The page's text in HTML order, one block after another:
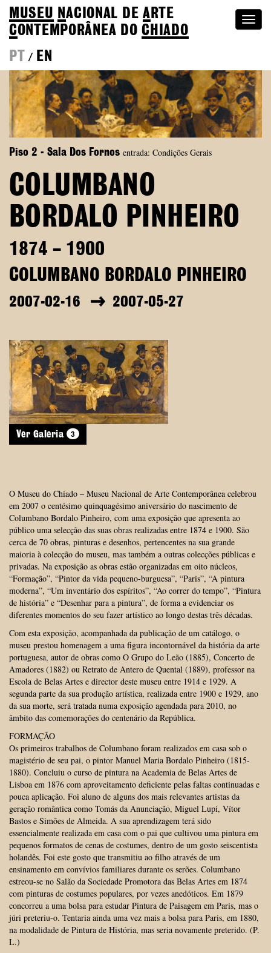
MUSEU NACIONAL DEA RTE
CONTEMPORÂNEA DOCHIADO
PT
/ EN
Piso 2 - Sala Dos Fornos entrada: Condições Gerais
COLUMBANO
BORDALO PINHEIRO
1874 – 1900
COLUMBANO BORDALO PINHEIRO
2007-02-16 2007-05-27
Ver Galeria 3
O Museu do Chiado – Museu Nacional de Arte Contemporânea celebrou
em 2007 o centésimo quinquagésimo aniversário do nascimento de
Columbano Bordalo Pinheiro, com uma exposição que apresenta ao
público uma selecção das suas obras realizadas entre 1874 e 1900. São
cerca de 70 obras, pinturas e desenhos, pertencentes na sua grande
maioria à colecção do museu, mas também a outras colecções públicas e
privadas. Na exposição as obras estão organizadas em oito núcleos,
“Formação”, “Pintor da vida pequeno-burguesa”, “Paris”, “A pintura
moderna”, “Um inventário dos espíritos”, “Ao correr do tempo”, “Pintura
de história” e “Desenhar para a pintura”, de forma a evidenciar os
diferentes momentos do seu fazer artístico ao longo destas três décadas.
Com esta exposição, acompanhada da publicação de um catálogo, o
museu prestou homenagem a uma figura incontornável da história da arte
portuguesa, autor de obras como O Grupo do Leão (1885), Concerto de
Amadores (1882) ou Retrato de Antero de Quental (1889), professor na
Escola de Belas Artes e director deste museu entre 1914 e 1929. A
segunda parte da sua produção artística, realizada entre 1900 e 1929, ano
da sua morte, será tratada numa exposição agendada para 2010, no
âmbito das comemorações do centenário da República.
FORMAÇÃO
Os primeiros trabalhos de Columbano foram realizados em casa sob o
magistério de seu pai, o pintor Manuel Maria Bordalo Pinheiro (1815-
1880). Concluiu o curso de pintura na Academia de Belas Artes de
Lisboa em 1876 com aproveitamento deficiente pelas faltas continuadas e
pouca aplicação. Foi aluno de alguns dos mais relevantes artistas da
geração romântica como Tomás da Anunciação, Miguel Lupi, Vítor
Bastos e Simões de Almeida. A sua aprendizagem terá sido
essencialmente realizada em casa com o pai que cultivou uma pintura em
pequenos formatos de cenas de costumes, dentro de um gosto seiscentista
holandês. Foi este gosto que transmitiu ao filho através de um
ensinamento em convívios familiares durante os serões. Columbano
estreou-se no Salão da Sociedade Promotora das Belas Artes em 1874
com pinturas de costumes populares, por vezes anedóticos. Em 1879
concorreu a uma bolsa para estudar Pintura de Paisagem em Paris, mas o
júri preteriu-o. Tentaria ainda uma vez mais a bolsa para Paris, em 1880,
na modalidade de Pintura de História, mas seria novamente preterido. (P.
L.)